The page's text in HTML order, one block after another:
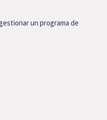
un programa de